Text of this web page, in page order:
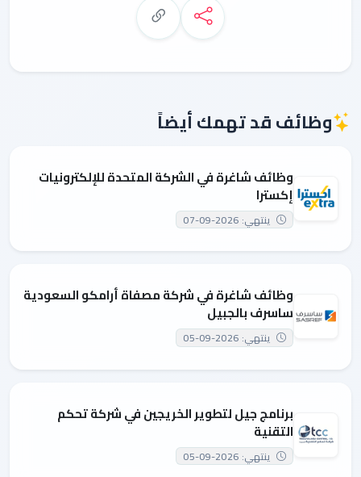
وظائف قد تهمك أيضاً
وظائف شاغرة في الشركة المتحدة للإلكترونيات
إكسترا
ينتهي: 2026-09-07
وظائف شاغرة في شركة مصفاة أرامكو السعودية
ساسرف بالجبيل
ينتهي: 2026-09-05
برنامج جيل لتطوير الخريجين في شركة تحكم
التقنية
ينتهي: 2026-09-05